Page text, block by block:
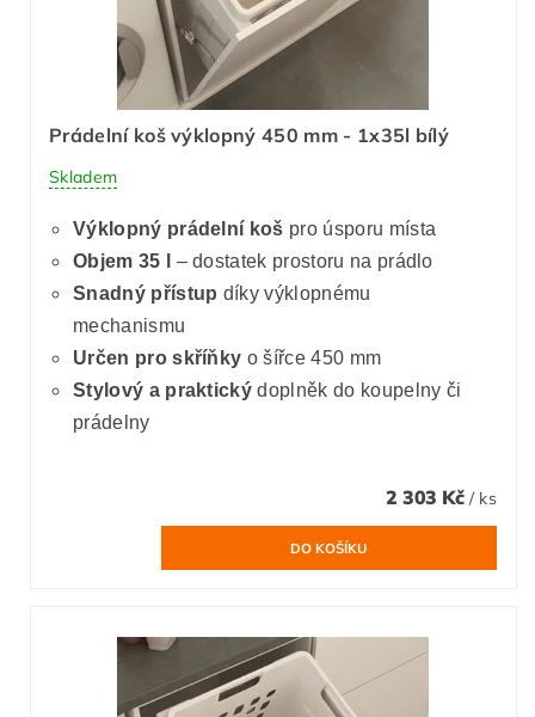
Prádelní koš výklopný 450 mm - 1x35l bílý
Skladem
Výklopný prádelní koš pro úsporu místa
Objem 35 l
– dostatek prostoru na prádlo
Snadný přístup díky výklopnému
mechanismu
Určen pro skříňky o šířce 450 mm
Stylový a praktický doplněk do koupelny či
prádelny
2 303 Kč / ks